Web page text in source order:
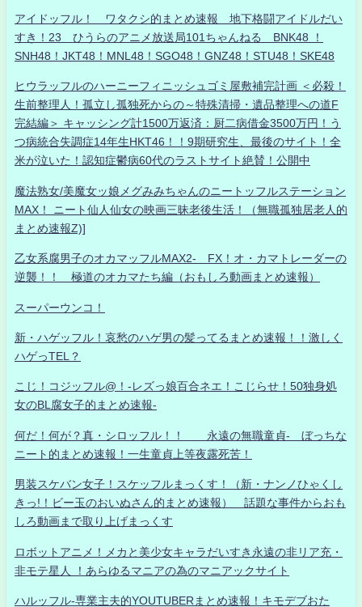
アイドッフル！ ワタクシ的まとめ速報 地下格闘アイドルだい
すき！23 ひうらのアニメ放送局101ちゃんねる BNK48 ！
SNH48！JKT48！MNL48！SGO48！GNZ48！STU48！SKE48
ヒウラッフルのハーニーフィニッシュゴミ屋敷補完計画 ＜必殺！
生前整理人！孤立し孤独死からの～特殊清掃・遺品整理への道F
完結編＞ キャッシング計1500万返済：厨二病借金3500万円！う
つ病統合失調症14年生HKT46！！9期研究生、最後のサイト！全
米が泣いた！認知症鬱病60代のラストサイト絶賛！公開中
魔法熟女/美魔女ッ娘メグみみちゃんのニートッフルステーション
MAX！ ニート仙人仙女の映画三昧老後生活！（無職孤独居老人的
まとめ速報Z)]
乙女系腐男子のオカマッフルMAX2- FX！オ・カマトレーダーの
逆襲！！ 極道のオカマたち編（おもしろ動画まとめ速報）
スーパーウンコ！
新・ハゲッフル！哀愁のハゲ男の髪ってるまとめ速報！！激しく
ハゲっTEL？
こじ！コジッフル@！-レズっ娘百合ネエ！こじらせ！50独身処
女のBL腐女子的まとめ速報-
何だ！何が？真・シロッフル！！ 永遠の無職童貞- ぼっちな
ニート的まとめ速報！一生童貞上等夜露死苦！
男装スケバン女子！スケッフルまっくす！（新・ナンノひゃくし
きっ!！ビー玉のおいぬさん的まとめ速報） 話題な事件からおも
しろ動画まで取り上げまっくす
ロボットアニメ！メカと美少女キャラだいすき永遠の非リア充・
非モテ星人 ！あらゆるマニアの為のマニアックサイト
ハルッフル-専業主夫的YOUTUBERまとめ速報！キモデブおた